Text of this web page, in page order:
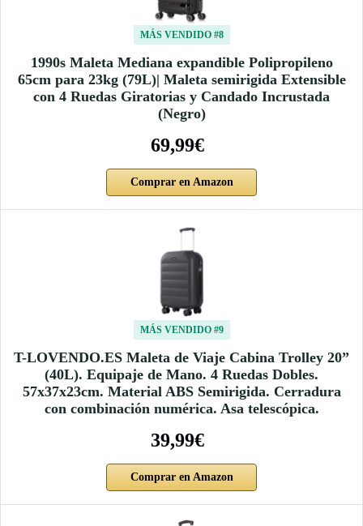
MÁS VENDIDO #8
1990s Maleta Mediana expandible Polipropileno
65cm para 23kg (79L)| Maleta semirigida Extensible
con 4 Ruedas Giratorias y Candado Incrustada
(Negro)
69,99€
Comprar en Amazon
MÁS VENDIDO #9
T-LOVENDO.ES Maleta de Viaje Cabina Trolley 20”
(40L). Equipaje de Mano. 4 Ruedas Dobles.
57x37x23cm. Material ABS Semirigida. Cerradura
con combinación numérica. Asa telescópica.
39,99€
Comprar en Amazon